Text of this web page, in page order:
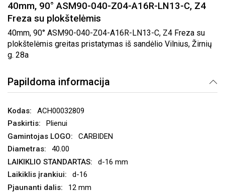
40mm, 90° ASM90-040-Z04-A16R-LN13-C, Z4
Freza su plokštelėmis
40mm, 90° ASM90-040-Z04-A16R-LN13-C, Z4 Freza su
plokštelėmis greitas pristatymas iš sandėlio Vilnius, Žirnių
g. 28a
Papildoma informacija
ACH00032809
Plienui
CARBIDEN
40.00
d-16 mm
d-16
12 mm